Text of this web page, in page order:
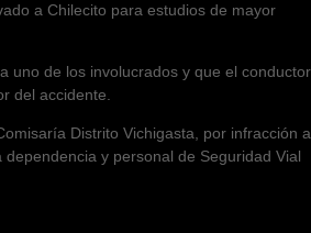
a Chilecito para estudios de mayor
uno de los involucrados y que el conductor
del accidente.
Distrito Vichigasta, por infracción
y personal de Seguridad Vial